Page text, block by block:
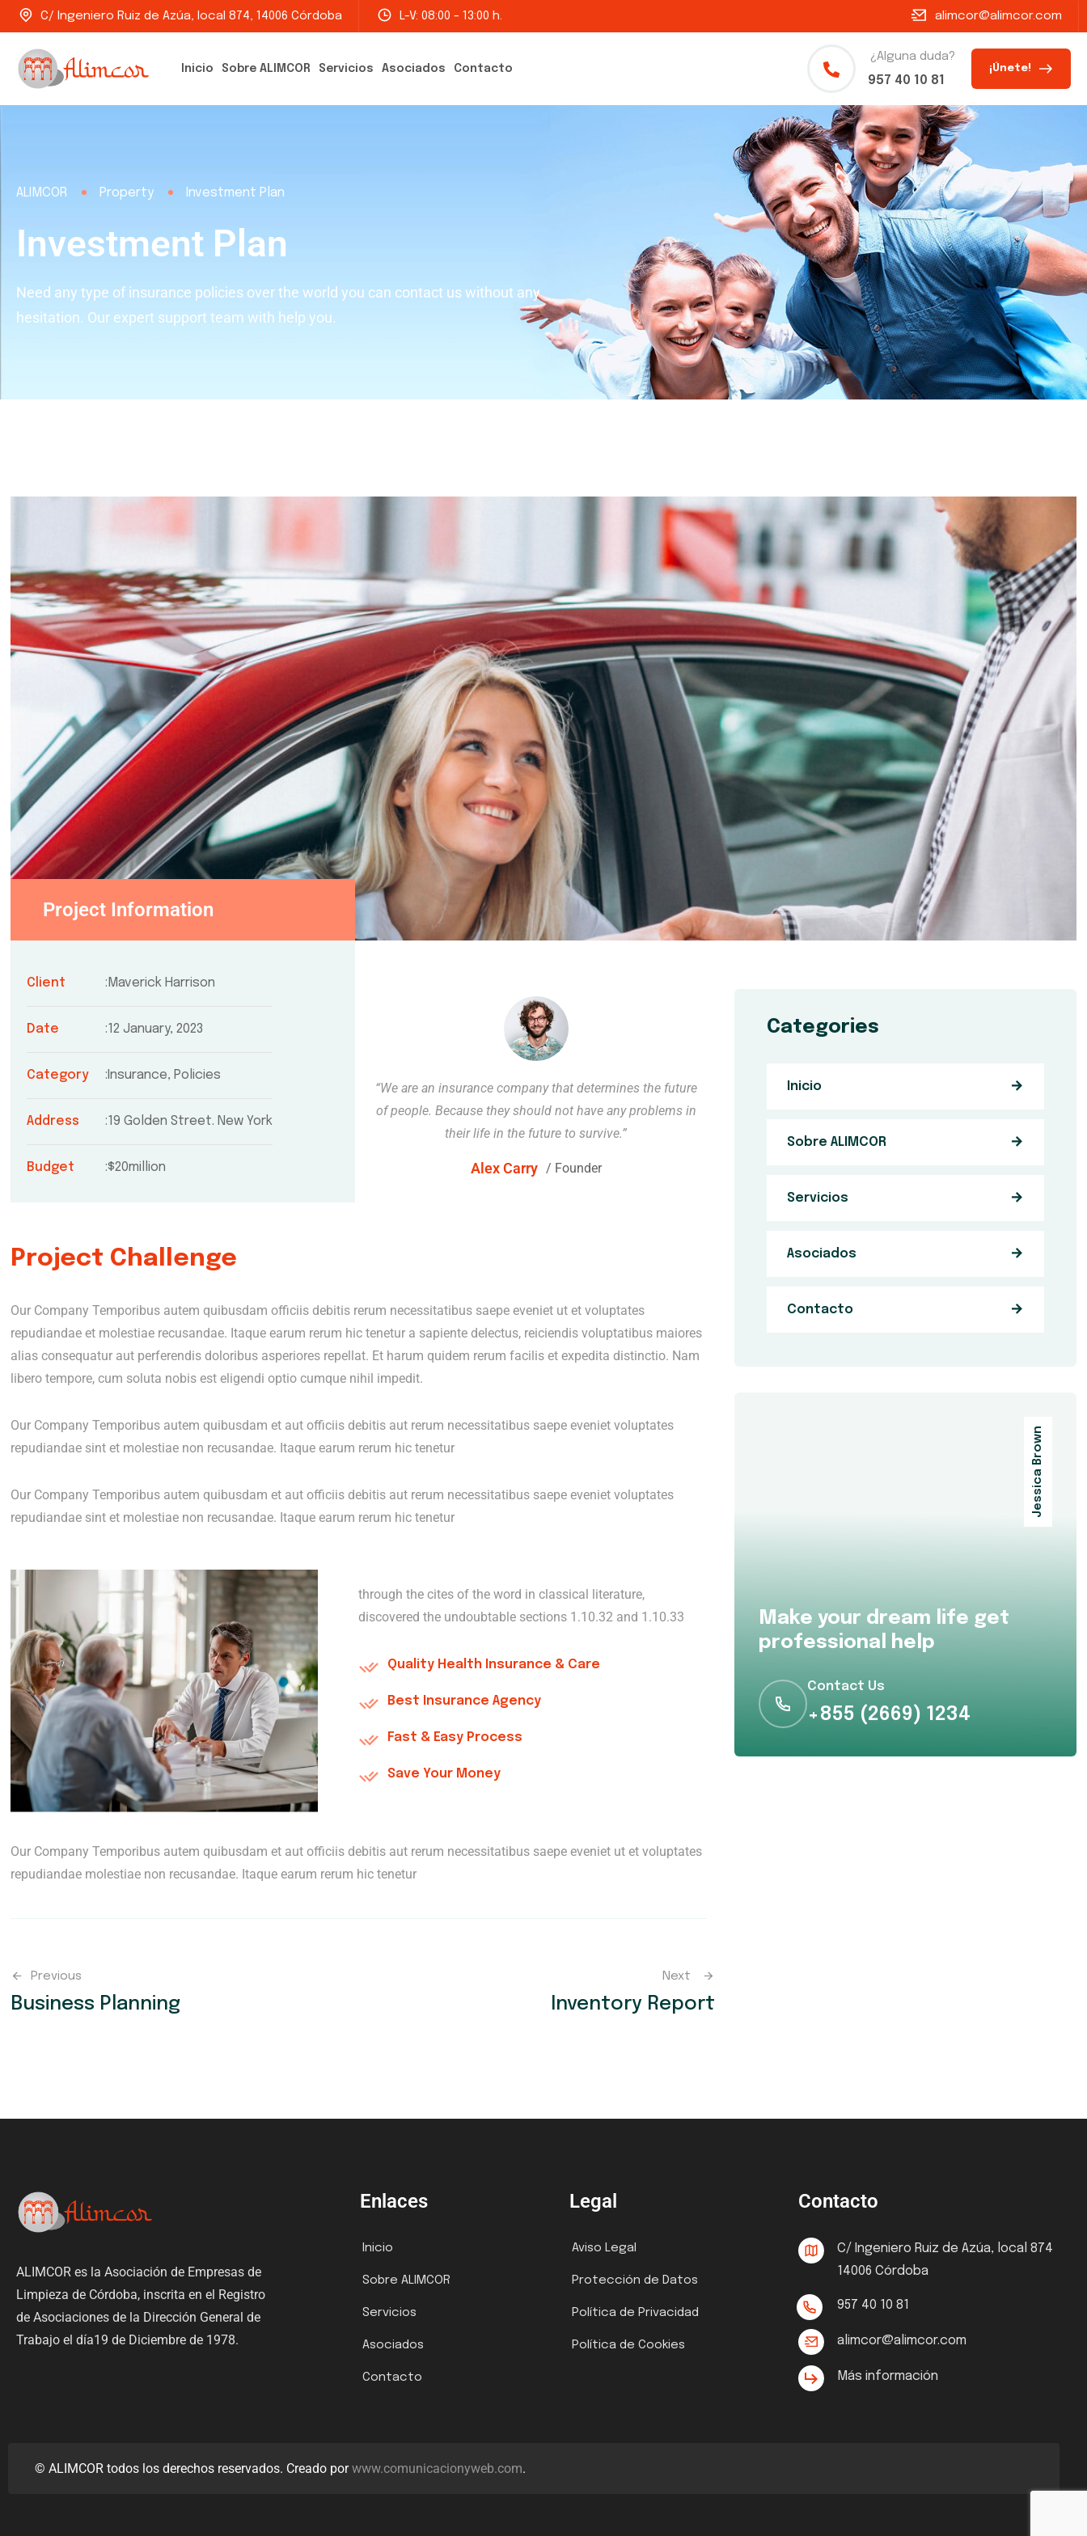
C/ Ingeniero Ruiz de Azúa, local 874, 14006 Córdoba L-V: 08:00 - 13:00 h. alimcor@alimcor.com
Inicio Sobre ALIMCOR Servicios Asociados Contacto
¿Alguna duda?
957 40 10 81
¡Únete!
ALIMCOR Property Investment Plan
Investment Plan
Need any type of insurance policies over the world you can contact us without any
hesitation. Our expert support team with help you.
Project Information
Client Maverick Harrison
Date 12 January, 2023
Category Insurance, Policies
Address 19 Golden Street. New York
Budget $20million
“We are an insurance company that determines the future
of people. Because they should not have any problems in
their life in the future to survive.”
Alex Carry / Founder
Project Challenge
Our Company Temporibus autem quibusdam officiis debitis rerum necessitatibus saepe eveniet ut et voluptates
repudiandae et molestiae recusandae. Itaque earum rerum hic tenetur a sapiente delectus, reiciendis voluptatibus maiores
alias consequatur aut perferendis doloribus asperiores repellat. Et harum quidem rerum facilis et expedita distinctio. Nam
libero tempore, cum soluta nobis est eligendi optio cumque nihil impedit.
Our Company Temporibus autem quibusdam et aut officiis debitis aut rerum necessitatibus saepe eveniet voluptates
repudiandae sint et molestiae non recusandae. Itaque earum rerum hic tenetur
Our Company Temporibus autem quibusdam et aut officiis debitis aut rerum necessitatibus saepe eveniet voluptates
repudiandae sint et molestiae non recusandae. Itaque earum rerum hic tenetur
through the cites of the word in classical literature,
discovered the undoubtable sections 1.10.32 and 1.10.33
Quality Health Insurance & Care
Best Insurance Agency
Fast & Easy Process
Save Your Money
Our Company Temporibus autem quibusdam et aut officiis debitis aut rerum necessitatibus saepe eveniet ut et voluptates
repudiandae molestiae non recusandae. Itaque earum rerum hic tenetur
Previous
Business Planning
Next
Inventory Report
Categories
Inicio
Sobre ALIMCOR
Servicios
Asociados
Contacto
Jessica Brown
Make your dream life get
professional help
Contact Us
+855 (2669) 1234
ALIMCOR es la Asociación de Empresas de
Limpieza de Córdoba, inscrita en el Registro
de Asociaciones de la Dirección General de
Trabajo el día19 de Diciembre de 1978.
Enlaces
Inicio
Sobre ALIMCOR
Servicios
Asociados
Contacto
Legal
Aviso Legal
Protección de Datos
Política de Privacidad
Política de Cookies
Contacto
C/ Ingeniero Ruiz de Azúa, local 874
14006 Córdoba
957 40 10 81
alimcor@alimcor.com
Más información
© ALIMCOR todos los derechos reservados. Creado porwww.comunicacionyweb.com.